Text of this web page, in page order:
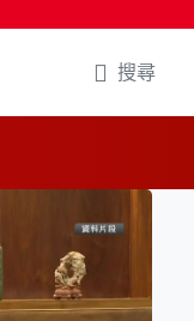
搜尋